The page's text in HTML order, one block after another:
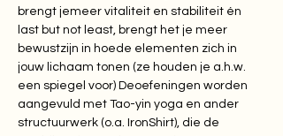
brengt jemeer vitaliteit en stabiliteit én
last but not least, brengt het je meer
bewustzijn in hoede elementen zich in
jouw lichaam tonen (ze houden je a.h.w.
een spiegel voor) Deoefeningen worden
aangevuld met Tao-yin yoga en ander
structuurwerk (o.a. IronShirt), die de